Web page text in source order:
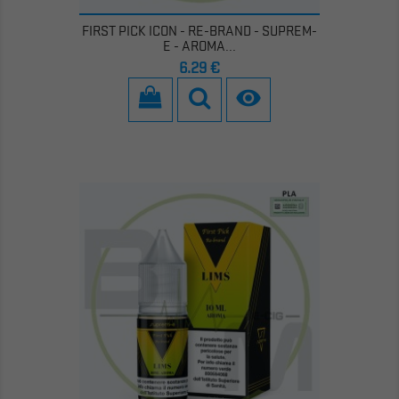
FIRST PICK ICON - RE-BRAND - SUPREM-
E - AROMA...
Prezzo
6,29 €
